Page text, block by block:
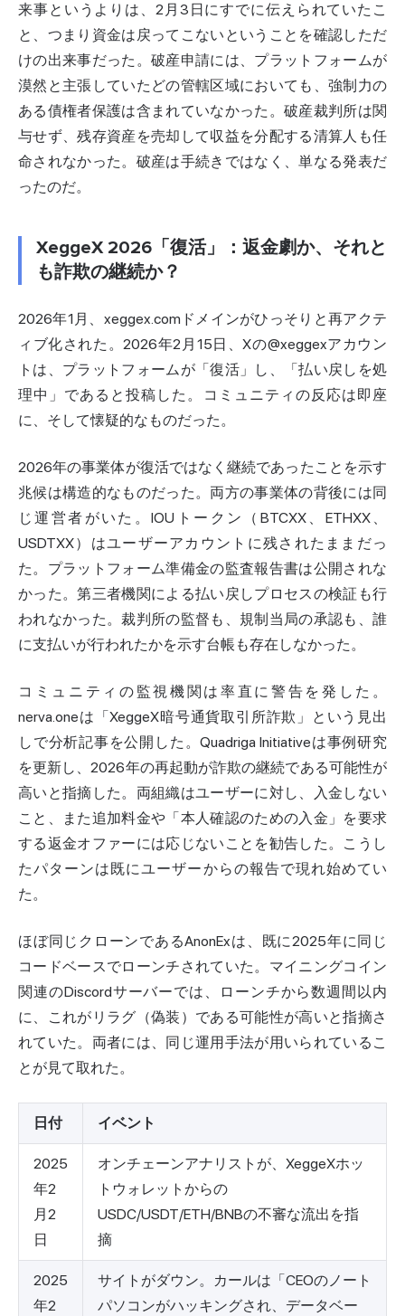
来事というよりは、2月3日にすでに伝えられていたこ
と、つまり資金は戻ってこないということを確認しただ
けの出来事だった。破産申請には、プラットフォームが
漠然と主張していたどの管轄区域においても、強制力の
ある債権者保護は含まれていなかった。破産裁判所は関
与せず、残存資産を売却して収益を分配する清算人も任
命されなかった。破産は手続きではなく、単なる発表だ
ったのだ。
XeggeX 2026「復活」：返金劇か、それと
も詐欺の継続か？
2026年1月、xeggex.comドメインがひっそりと再アクテ
ィブ化された。2026年2月15日、Xの@xeggexアカウン
トは、プラットフォームが「復活」し、「払い戻しを処
理中」であると投稿した。コミュニティの反応は即座
に、そして懐疑的なものだった。
2026年の事業体が復活ではなく継続であったことを示す
兆候は構造的なものだった。両方の事業体の背後には同
じ運営者がいた。IOUトークン（BTCXX、ETHXX、
USDTXX）はユーザーアカウントに残されたままだっ
た。プラットフォーム準備金の監査報告書は公開されな
かった。第三者機関による払い戻しプロセスの検証も行
われなかった。裁判所の監督も、規制当局の承認も、誰
に支払いが行われたかを示す台帳も存在しなかった。
コミュニティの監視機関は率直に警告を発した。
nerva.oneは「XeggeX暗号通貨取引所詐欺」という見出
しで分析記事を公開した。Quadriga Initiativeは事例研究
を更新し、2026年の再起動が詐欺の継続である可能性が
高いと指摘した。両組織はユーザーに対し、入金しない
こと、また追加料金や「本人確認のための入金」を要求
する返金オファーには応じないことを勧告した。こうし
たパターンは既にユーザーからの報告で現れ始めてい
た。
ほぼ同じクローンであるAnonExは、既に2025年に同じ
コードベースでローンチされていた。マイニングコイン
関連のDiscordサーバーでは、ローンチから数週間以内
に、これがリラグ（偽装）である可能性が高いと指摘さ
れていた。両者には、同じ運用手法が用いられているこ
とが見て取れた。
日付 イベント
2025
年2
月2
日
オンチェーンアナリストが、XeggeXホッ
トウォレットからの
USDC/USDT/ETH/BNBの不審な流出を指
摘
2025
年2
サイトがダウン。カールは「CEOのノート
パソコンがハッキングされ、データベー